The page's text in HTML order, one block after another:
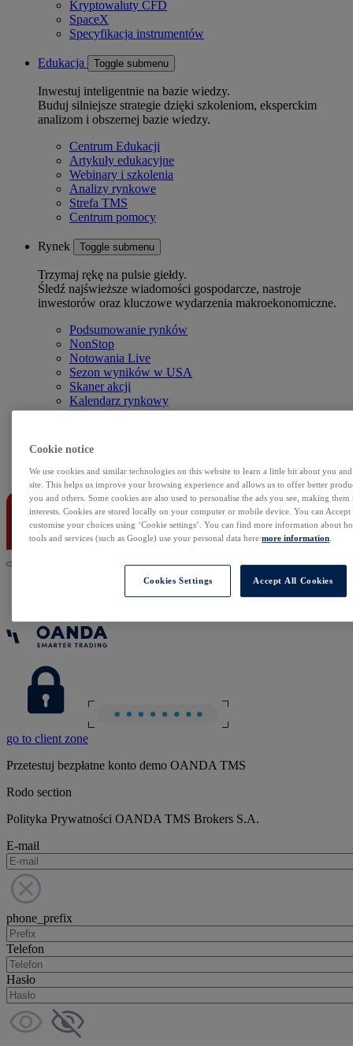
Kryptowaluty CFD
SpaceX
Specyfikacja instrumentów
Edukacja Toggle submenu
Inwestuj inteligentnie na bazie wiedzy.
Buduj silniejsze strategie dzięki szkoleniom, eksperckim
analizom i obszernej bazie wiedzy.
Centrum Edukacji
Artykuły edukacyjne
Webinary i szkolenia
Analizy rynkowe
Strefa TMS
Centrum pomocy
Rynek Toggle submenu
Trzymaj rękę na pulsie giełdy.
Śledź najświeższe wiadomości gospodarcze, nastroje
inwestorów oraz kluczowe wydarzenia makroekonomiczne.
Podsumowanie rynków
NonStop
Notowania Live
Sezon wyników w USA
Skaner akcji
Kalendarz rynkowy
Zdarzenia korporacyjne
Rolowania
Kontakt
go to client zone
Przetestuj bezpłatne konto demo OANDA TMS
Rodo section
Polityka Prywatności OANDA TMS Brokers S.A.
E-mail
phone_prefix
Telefon
Hasło
Cookie notice
We use cookies and similar technologies on this website to learn a little bit about you
site. This helps us improve your browsing experience and allows us to offer better
you and others. Some cookies are also used to personalise the ads you see, making
interests. Cookies are stored locally on your computer or mobile device. You can
customise your choices using ‘Cookie settings’. You can find more information about
tools and services (such as Google) use your personal data here:more information
Cookies Settings Accept All Cookies